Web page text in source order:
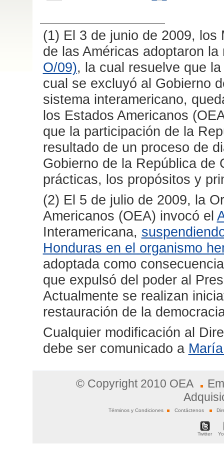
(1) El 3 de junio de 2009,
de las Américas adoptaron
O/09), la cual resuelve que
cual se excluyó al Gobierno
sistema interamericano,
los Estados Americanos
que la participación de la
resultado de un proceso de
Gobierno de la República de
prácticas, los propósitos y
(2) El 5 de julio de 2009, la
Americanos (OEA) invocó el
Interamericana,
Honduras en el organismo
adoptada como
que expulsó del poder al
Actualmente se realizan
restauración de la
Cualquier modificación al
debe ser comunicado a
© Copyright 2010 OEA
Términos y Condiciones Contáctenos
Twitter